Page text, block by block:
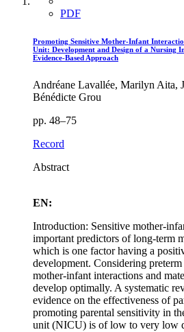
PDF
Promoting Sensitive Mother-Infant
Unit: Development and Design of a Nursing
Evidence-Based Approach
Andréane Lavallée, Marilyn Aita,
Bénédicte Grou
pp. 48–75
Record
Abstract
EN:
Introduction: Sensitive mother-
important predictors of long-term
which is one factor having a
development. Considering
mother-infant interactions and
develop optimally. A systematic
evidence on the effectiveness of
promoting parental sensitivity in
unit (NICU) is of low to very low